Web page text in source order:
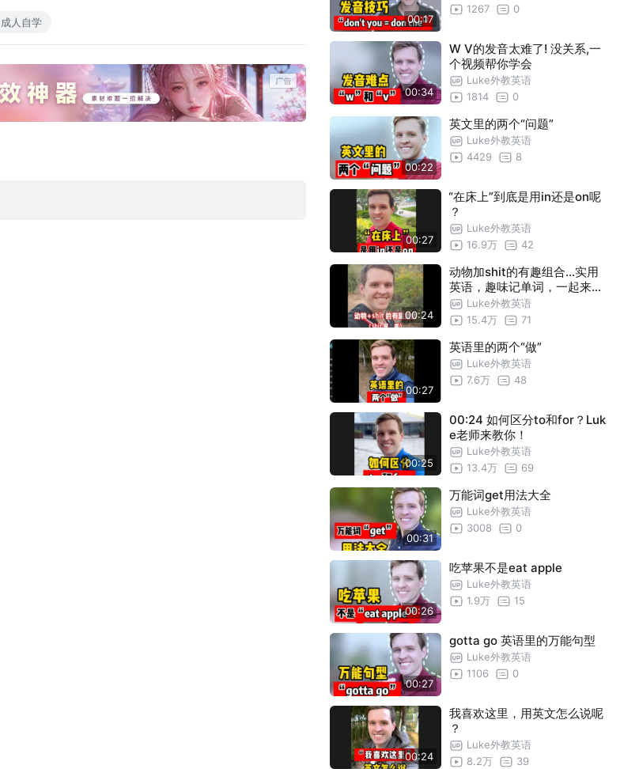
成人自学 00:17
1267
0
00:34
W V的发音太难了! 没关系,一
个视频帮你学会
Luke外教英语
1814
0
00:22
英文里的两个“问题”
Luke外教英语
4429
8
00:27
“在床上”到底是用in还是on呢
？
Luke外教英语
16.9万
42
00:24
动物加shit的有趣组合...实用
英语，趣味记单词，一起来学
习吧！#关注我每天坚持分享
知识 #零基础英语 #速记单词
Luke外教英语
15.4万
71
00:27
英语里的两个“做”
Luke外教英语
7.6万
48
00:25
00:24 如何区分to和for？Luk
e老师来教你！
Luke外教英语
13.4万
69
00:31
万能词get用法大全
Luke外教英语
3008
0
00:26
吃苹果不是eat apple
Luke外教英语
1.9万
15
00:27
gotta go 英语里的万能句型
Luke外教英语
1106
0
00:24
我喜欢这里，用英文怎么说呢
？
Luke外教英语
8.2万
39